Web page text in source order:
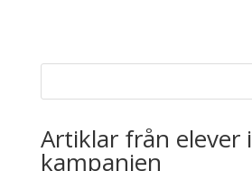
Artiklar från elever i
kampanjen